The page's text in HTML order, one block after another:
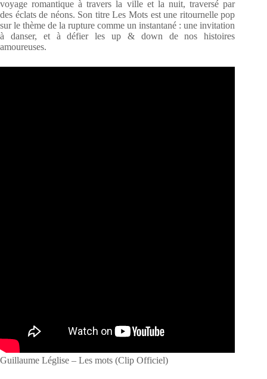
voyage romantique à travers la ville et la nuit, traversé par
des éclats de néons. Son titre Les Mots est une ritournelle pop
sur le thème de la rupture comme un instantané : une invitation
à danser, et à défier les up & down de nos histoires
amoureuses.
Guillaume Léglise – Les mots (Clip Officiel)